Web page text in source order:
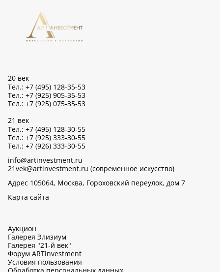
20 век
Тел.: +7 (495) 128-35-53
Тел.: +7 (925) 905-35-53
Тел.: +7 (925) 075-35-53
21 век
Тел.: +7 (495) 128-30-55
Тел.: +7 (925) 333-30-55
Тел.: +7 (926) 333-30-55
info@artinvestment.ru
21vek@artinvestment.ru (современное искусство)
Адрес 105064, Москва, Гороховский переулок, дом 7
Карта сайта
Аукцион
Галерея Элизиум
Галерея "21-й век"
Форум ARTinvestment
Условия пользования
Обработка персональных данных